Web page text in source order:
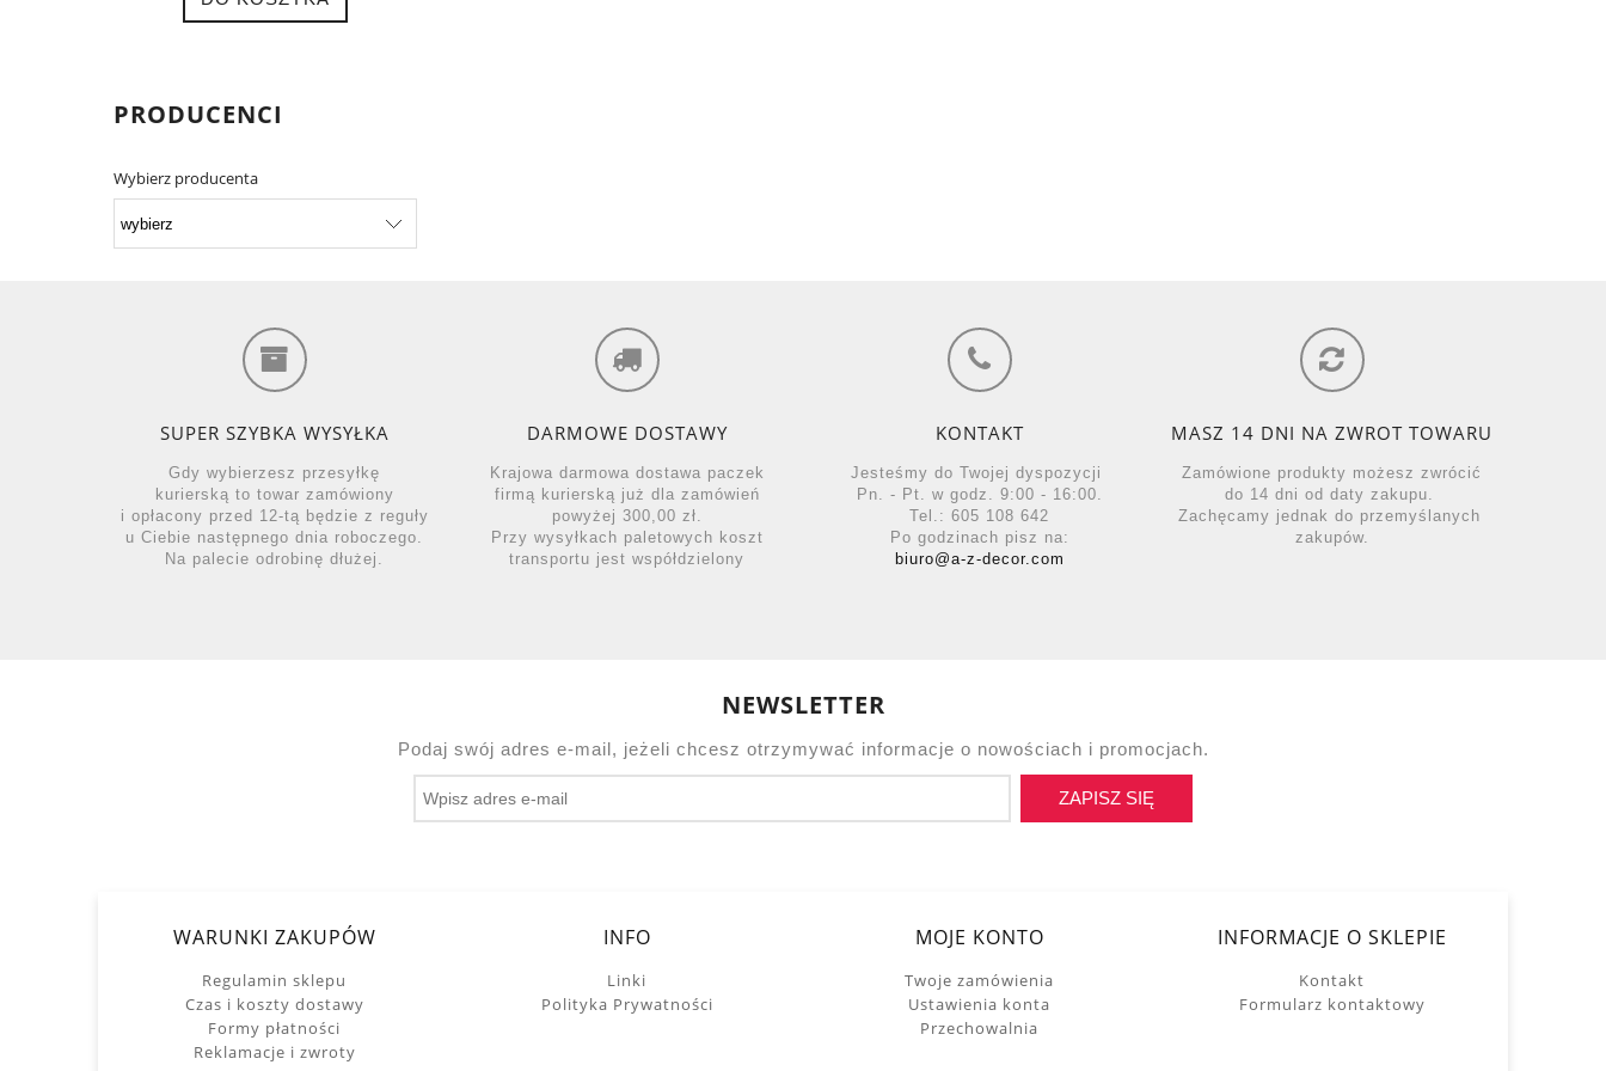
PRODUCENCI
Wybierz producenta
SUPER SZYBKA WYSYŁKA
Gdy wybierzesz przesyłkę
kurierską to towar zamówiony
i opłacony przed 12-tą będzie z reguły
u Ciebie następnego dnia roboczego.
Na palecie odrobinę dłużej.
DARMOWE DOSTAWY
Krajowa darmowa dostawa paczek
firmą kurierską już dla zamówień
powyżej 300,00 zł.
Przy wysyłkach paletowych koszt
transportu jest współdzielony
KONTAKT
Jesteśmy do Twojej dyspozycji
Pn. - Pt. w godz. 9:00 - 16:00.
Tel.: 605 108 642
Po godzinach pisz na:
biuro@a-z-decor.com
MASZ 14 DNI NA ZWROT TOWARU
Zamówione produkty możesz zwrócić
do 14 dni od daty zakupu.
Zachęcamy jednak do przemyślanych
zakupów.
NEWSLETTER
Podaj swój adres e-mail, jeżeli chcesz otrzymywać informacje o nowościach i promocjach.
ZAPISZ SIĘ
WARUNKI ZAKUPÓW
Regulamin sklepu
Czas i koszty dostawy
Formy płatności
Reklamacje i zwroty
INFO
Linki
Polityka Prywatności
MOJE KONTO
Twoje zamówienia
Ustawienia konta
Przechowalnia
INFORMACJE O SKLEPIE
Kontakt
Formularz kontaktowy